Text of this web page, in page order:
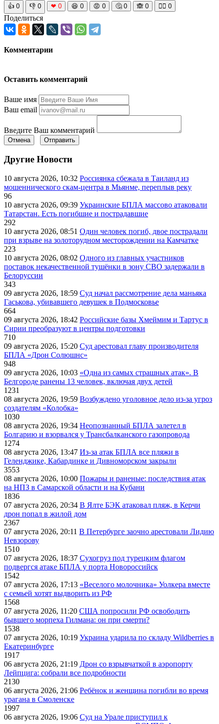
👍 0 👎 0 ❤ 0 😆 0 😡 0 🤔 0 🙈 0 🧘‍♀️ 0
Поделиться
Комментарии
Оставить комментарий
Ваше имя
Ваш email
Введите Ваш комментарий
Отмена Отправить
Другие Новости
10 августа 2026, 10:32 Россиянка сбежала в Таиланд из
мошеннического скам-центра в Мьянме, переплыв реку
96
10 августа 2026, 09:39 Украинские БПЛА массово атаковали
Татарстан. Есть погибшие и пострадавшие
292
10 августа 2026, 08:51 Один человек погиб, двое пострадали
при взрыве на золоторудном месторождении на Камчатке
223
10 августа 2026, 08:02 Одного из главных участников
поставок некачественной тушёнки в зону СВО задержали в
Белоруссии
343
09 августа 2026, 18:59 Суд начал рассмотрение дела маньяка
Гаськова, убивавшего девушек в Подмосковье
664
09 августа 2026, 18:42 Российские базы Хмеймим и Тартус в
Сирии преобразуют в центры подготовки
710
09 августа 2026, 15:20 Суд арестовал главу производителя
БПЛА «Дрон Солюшнс»
948
09 августа 2026, 10:03 «Одна из самых страшных атак». В
Белгороде ранены 13 человек, включая двух детей
1231
08 августа 2026, 19:59 Возбуждено уголовное дело из-за угроз
создателям «Колобка»
1030
08 августа 2026, 19:34 Неопознанный БПЛА залетел в
Болгарию и взорвался у Трансбалканского газопровода
1274
08 августа 2026, 13:47 Из-за атак БПЛА все пляжи в
Геленджике, Кабардинке и Дивноморском закрыли
3553
08 августа 2026, 10:00 Пожары и раненые: последствия атак
на НПЗ в Самарской области и на Кубани
1836
07 августа 2026, 20:34 В Ялте БЭК атаковал пляж, в Керчи
дрон попал в жилой дом
2367
07 августа 2026, 20:11 В Петербурге заочно арестовали Лидию
Невзорову
1510
07 августа 2026, 18:37 Сухогруз под турецким флагом
подвергся атаке БПЛА у порта Новороссийск
1542
07 августа 2026, 17:13 «Веселого молочника» Уолкера вместе
с семьей хотят выдворить из РФ
1568
07 августа 2026, 11:20 США попросили РФ освободить
бывшего морпеха Гилмана: он при смерти?
1538
07 августа 2026, 10:19 Украина ударила по складу Wildberries в
Екатеринбурге
1917
06 августа 2026, 21:19 Дрон со взрывчаткой в аэропорту
Лейпцига: собрали все подробности
2130
06 августа 2026, 21:06 Ребёнок и женщина погибли во время
урагана в Смоленске
1997
06 августа 2026, 19:06 Суд на Урале приступил к